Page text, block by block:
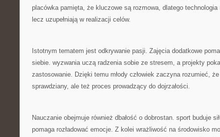
placówka pamięta, że kluczowe są rozmowa, dlatego
lecz uzupełniają w realizacji celów.
Istotnym tematem jest odkrywanie pasji. Zajęcia dodatkowe
siebie. wyzwania uczą radzenia sobie ze stresem, a projekty
zastosowanie. Dzięki temu młody człowiek zaczyna rozumieć,
sprawdziany, ale też proces prowadzący do dojrzałości.
Nauczanie obejmuje również dbałość o dobrostan. sport buduje
pomaga rozładować emocje. Z kolei wrażliwość na środowisko